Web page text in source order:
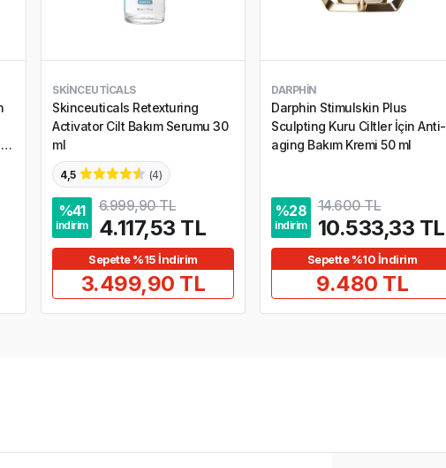
SKINCEUTICALS
Skinceuticals Retexturing
Activator Cilt Bakım Serumu 30
ml
4,5 (4)
%41
indirim
6.999,90 TL
4.117,53 TL
Sepette %15 İndirim
3.499,90 TL
DARPHIN
Darphin Stimulskin Plus
Sculpting Kuru Ciltler İçin Anti-
aging Bakım Kremi 50 ml
%28
indirim
14.600 TL
10.533,33 TL
Sepette %10 İndirim
9.480 TL